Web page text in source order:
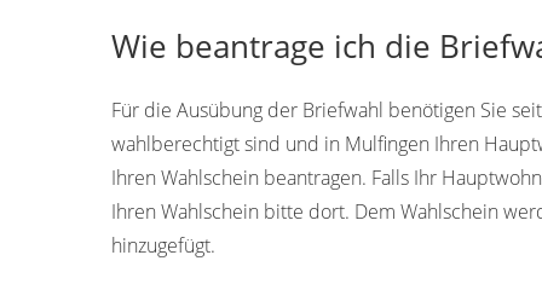
Wie beantrage ich die
Für die Ausübung der Briefwahl benötigen Sie
wahlberechtigt sind und in Mulfingen Ihren
Ihren Wahlschein beantragen. Falls Ihr
Ihren Wahlschein bitte dort. Dem Wahlschein
hinzugefügt.